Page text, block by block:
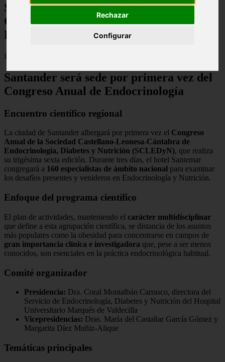
Rechazar
Configurar
Santander acoge por primera vez el
Congreso anual de Endocrinología,
Diabetes y Nutrición
📅 08/11/2025
Santander será sede por primera vez del
Congreso Anual de Endocrinología
Encuentro científico regional
La ciudad de Santander albergará por primera vez el Congreso
Anual de la Sociedad Castellano-Leonesa-Cántabra de
Endocrinología, Diabetes y Nutrición (SCLEDyN), que realiza
su trigésima sexta edición. Durante tres días, el hotel Santemar
congregará a 160 especialistas de ámbito nacional para examinar
los desafíos presentes y venideros en Endocrinología y Nutrición.
Enfoque del programa científico
El plan de actividades, manteniendo el carácter multidisciplinar
que define a esta agrupación científica, se distancia de los asuntos
más populares como la obesidad para concentrarse en campos de
gran importancia clínica e investigadora que, pese a ser menos
conocidos, son esenciales en la práctica endocrinológica habitual.
Comité organizador
Presidencia: Dra. Coral Montalbán Carrasco, directora del
Servicio de Endocrinología, Diabetes y Nutrición del Hospital
Universitario Marqués de Valdecilla
Vicepresidencias: Dras. María del Castañar García Gómez y
Margarita Díez Muñiz-Alique
Temáticas principales